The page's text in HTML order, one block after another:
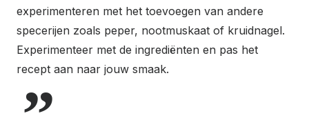
experimenteren met het toevoegen van andere
specerijen zoals peper, nootmuskaat of kruidnagel.
Experimenteer met de ingrediënten en pas het
recept aan naar jouw smaak.